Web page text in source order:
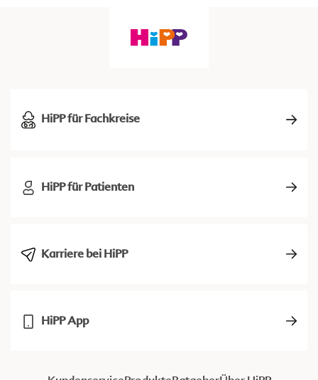
HiPP für Fachkreise
HiPP für Patienten
Karriere bei HiPP
HiPP App